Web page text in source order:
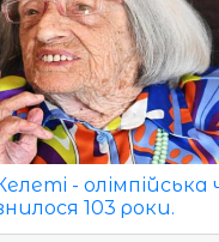
- олімпійська
103 роки.